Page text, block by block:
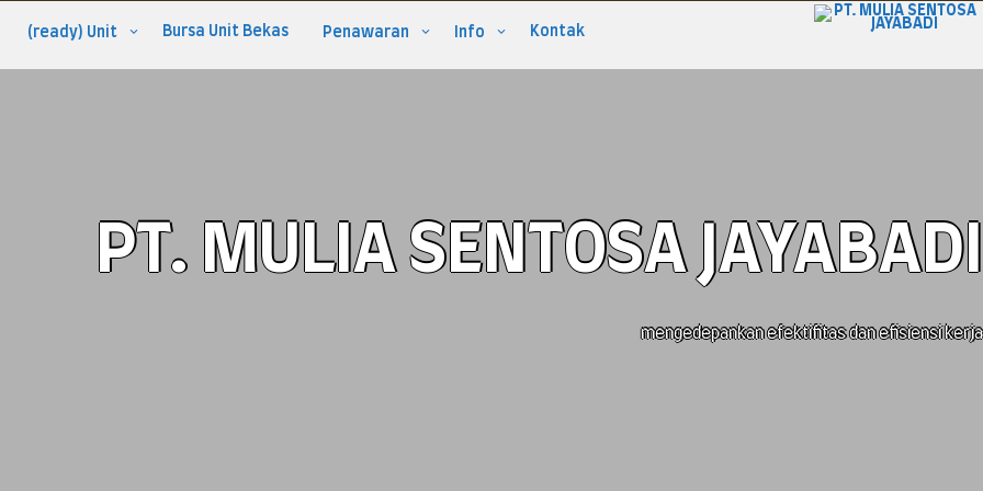
(ready) Unit Bursa Unit Bekas Penawaran Info Kontak
PT. MULIA SENTOSA JAYABADI
mengedepankan efektifitas dan efisiensi kerja